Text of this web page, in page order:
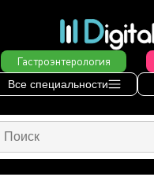
Гастроэнтерология
Все специальности